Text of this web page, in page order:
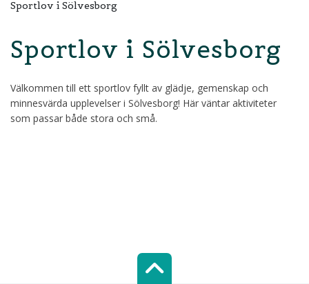
Sportlov i Sölvesborg
Sportlov i Sölvesborg
Välkommen till ett sportlov fyllt av glädje, gemenskap och
minnesvärda upplevelser i Sölvesborg! Här väntar aktiviteter
som passar både stora och små.
Scroll top of